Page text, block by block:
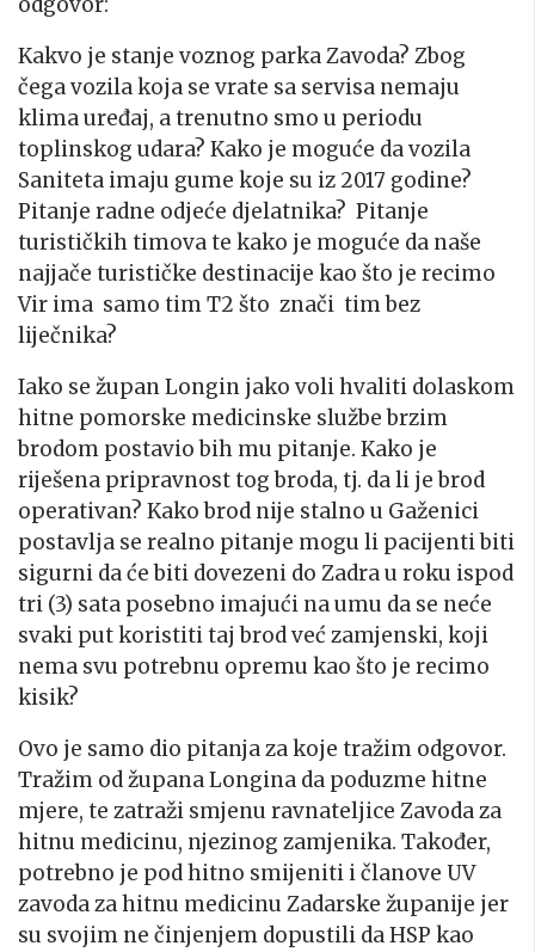
Kakvo je stanje voznog parka Zavoda? Zbog
čega vozila koja se vrate sa servisa nemaju
klima uređaj, a trenutno smo u periodu
toplinskog udara? Kako je moguće da vozila
Saniteta imaju gume koje su iz 2017 godine?
Pitanje radne odjeće djelatnika? Pitanje
turističkih timova te kako je moguće da naše
najjače turističke destinacije kao što je recimo
Vir ima samo tim T2 što znači tim bez
liječnika?
Iako se župan Longin jako voli hvaliti dolaskom
hitne pomorske medicinske službe brzim
brodom postavio bih mu pitanje. Kako je
riješena pripravnost tog broda, tj. da li je brod
operativan? Kako brod nije stalno u Gaženici
postavlja se realno pitanje mogu li pacijenti biti
sigurni da će biti dovezeni do Zadra u roku ispod
tri (3) sata posebno imajući na umu da se neće
svaki put koristiti taj brod već zamjenski, koji
nema svu potrebnu opremu kao što je recimo
kisik?
Ovo je samo dio pitanja za koje tražim odgovor.
Tražim od župana Longina da poduzme hitne
mjere, te zatraži smjenu ravnateljice Zavoda za
hitnu medicinu, njezinog zamjenika. Također,
potrebno je pod hitno smijeniti i članove UV
zavoda za hitnu medicinu Zadarske županije jer
su svojim ne činjenjem dopustili da HSP kao